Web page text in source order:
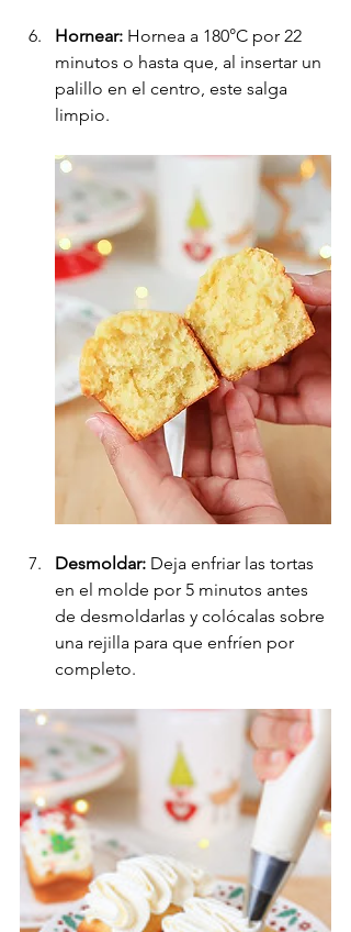
Hornear: Hornea a 180°C por 22
minutos o hasta que, al insertar un
palillo en el centro, este salga
limpio.
Desmoldar: Deja enfriar las tortas
en el molde por 5 minutos antes
de desmoldarlas y colócalas sobre
una rejilla para que enfríen por
completo.